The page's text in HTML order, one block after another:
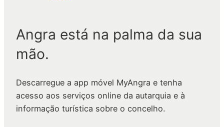
Angra está na palma da sua
mão.
Descarregue a app móvel MyAngra e tenha
acesso aos serviços online da autarquia e à
informação turística sobre o concelho.